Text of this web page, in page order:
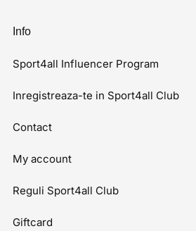
Info
Sport4all Influencer Program
Inregistreaza-te in Sport4all Club
Contact
My account
Reguli Sport4all Club
Giftcard